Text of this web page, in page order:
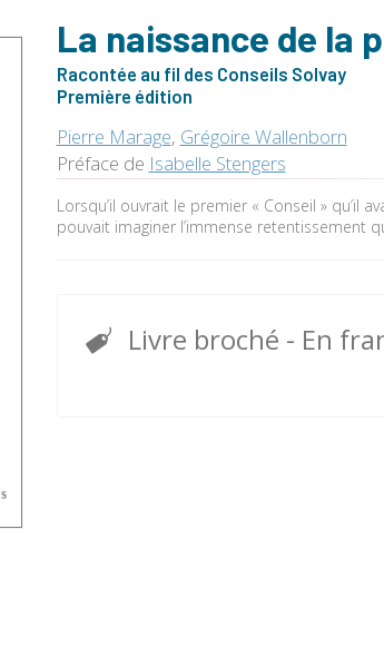
La naissance de la
Racontée au fil des Conseils Solvay
Première édition
Pierre Marage, Grégoire Wallenborn
Préface de Isabelle Stengers
Lorsqu’il ouvrait le premier « Conseil » qu’il
pouvait imaginer l’immense retentissement
Livre broché - En